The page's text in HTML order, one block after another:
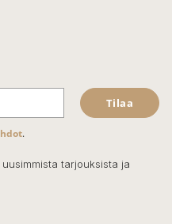
Tilaa
.
tarjouksista ja